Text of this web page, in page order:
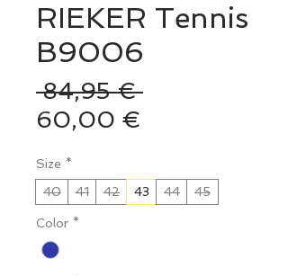
RIEKER Tennis
B9006
84,95 € Prix
60,00 €
Size *
40
41 42 43 44 45
Color *